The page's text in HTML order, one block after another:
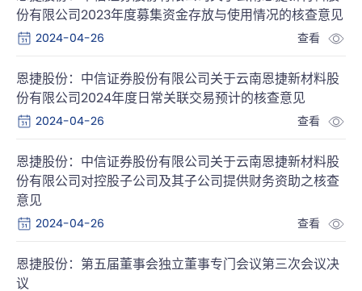
份有限公司2023年度募集资金存放与使用情况的核查意见
2024-04-26 查看
恩捷股份：中信证券股份有限公司关于云南恩捷新材料股
份有限公司2024年度日常关联交易预计的核查意见
2024-04-26 查看
恩捷股份：中信证券股份有限公司关于云南恩捷新材料股
份有限公司对控股子公司及其子公司提供财务资助之核查
意见
2024-04-26 查看
恩捷股份：第五届董事会独立董事专门会议第三次会议决
议